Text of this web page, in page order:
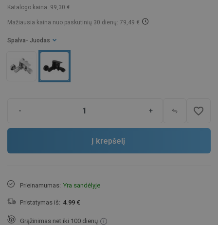
Katalogo kaina: 99,30 €
Mažiausia kaina nuo paskutinių 30 dienų: 79,49 €
Spalva - Juodas
- + favorite_border
Į krepšelį
Prieinamumas: Yra sandėlyje
Pristatymas iš: 4.99 €
Grąžinimas net iki 100 dienų